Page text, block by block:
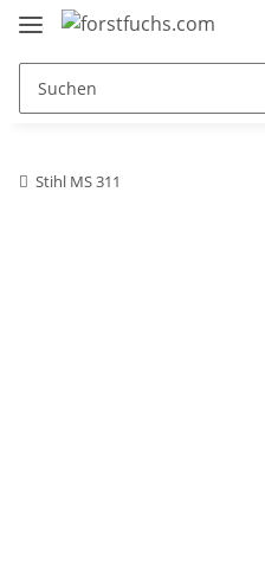
Stihl MS 311